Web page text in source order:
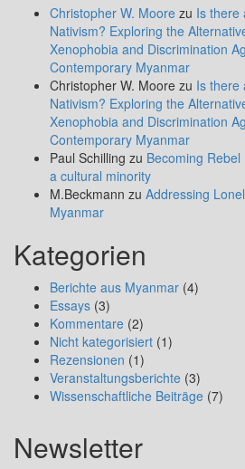
Christopher W. Moore zu Is there
Nativism? Exploring the
Xenophobia and Discrimination
Contemporary Myanmar
Christopher W. Moore zu Is there
Nativism? Exploring the
Xenophobia and Discrimination
Contemporary Myanmar
Paul Schilling zu Becoming
a cultural minority
M.Beckmann zu Addressing
Myanmar
Kategorien
Berichte aus Myanmar (4)
Essays (3)
Kommentare (2)
Nicht kategorisiert (1)
Rezensionen (1)
Veranstaltungsberichte (3)
Wissenschaftliche Beiträge (7)
Newsletter